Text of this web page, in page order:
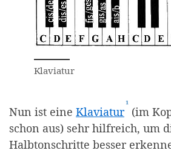
Klaviatur
Nun ist eine Klaviatur¹ (im
schon aus) sehr hilfreich, um
Halbtonschritte besser